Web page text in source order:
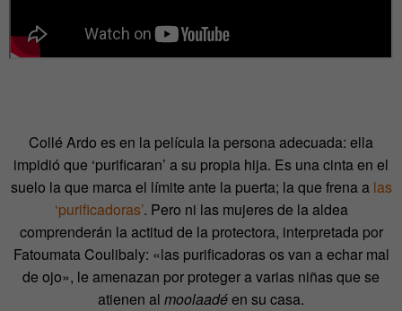
Collé Ardo es en la película la persona adecuada: ella
impidió que ‘purificaran’ a su propia hija. Es una cinta en el
suelo la que marca el límite ante la puerta; la que frena a las
‘purificadoras’. Pero ni las mujeres de la aldea
comprenderán la actitud de la protectora, interpretada por
Fatoumata Coulibaly: «las purificadoras os van a echar mal
de ojo», le amenazan por proteger a varias niñas que se
atienen al moolaadéen su casa.